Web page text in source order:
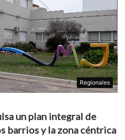
Regionales
un plan integral de
barrios y la zona céntrica